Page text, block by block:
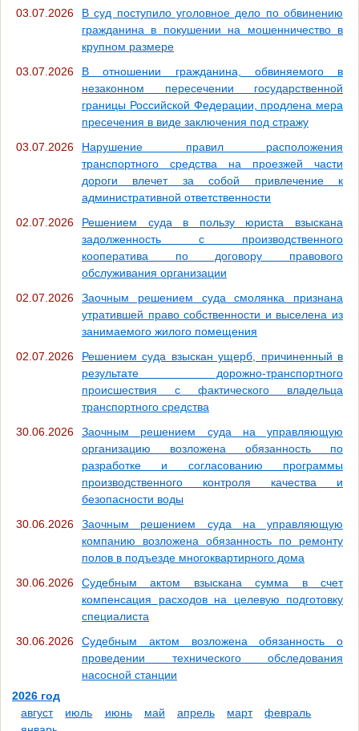
03.07.2026
В суд поступило уголовное дело по обвинению
гражданина в покушении на мошенничество в
крупном размере
03.07.2026
В отношении гражданина, обвиняемого в
незаконном пересечении государственной
границы Российской Федерации, продлена мера
пресечения в виде заключения под стражу
03.07.2026
Нарушение правил расположения
транспортного средства на проезжей части
дороги влечет за собой привлечение к
административной ответственности
02.07.2026
Решением суда в пользу юриста взыскана
задолженность с производственного
кооператива по договору правового
обслуживания организации
02.07.2026
Заочным решением суда смолянка признана
утратившей право собственности и выселена из
занимаемого жилого помещения
02.07.2026
Решением суда взыскан ущерб, причиненный в
результате дорожно-транспортного
происшествия с фактического владельца
транспортного средства
30.06.2026
Заочным решением суда на управляющую
организацию возложена обязанность по
разработке и согласованию программы
производственного контроля качества и
безопасности воды
30.06.2026
Заочным решением суда на управляющую
компанию возложена обязанность по ремонту
полов в подъезде многоквартирного дома
30.06.2026
Судебным актом взыскана сумма в счет
компенсация расходов на целевую подготовку
специалиста
30.06.2026
Судебным актом возложена обязанность о
проведении технического обследования
насосной станции
2026 год
август
июль июнь май апрель март
февраль